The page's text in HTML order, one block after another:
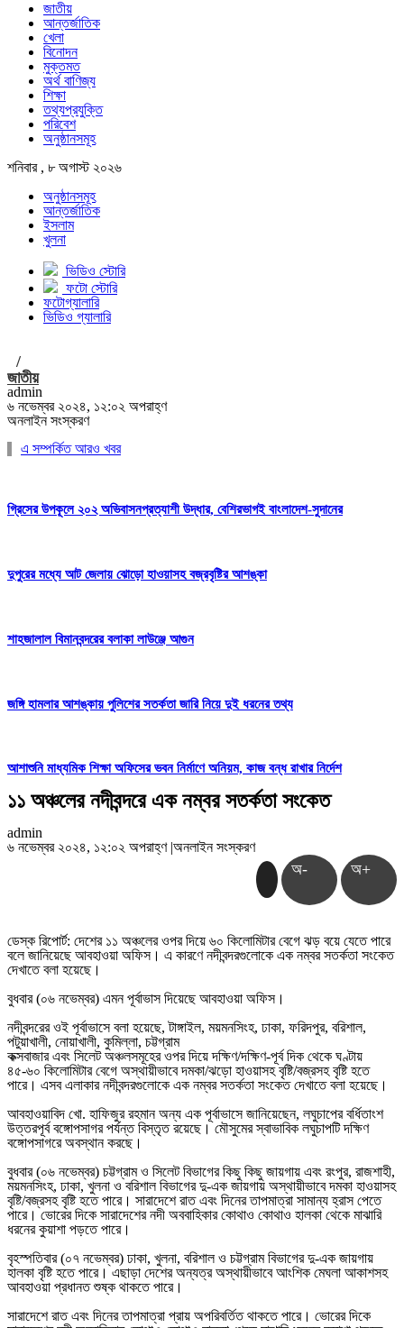
জাতীয়
আন্তর্জাতিক
খেলা
বিনোদন
মুক্তমত
অর্থ বাণিজ্য
শিক্ষা
তথ্যপ্রযুক্তি
পরিবেশ
অনুষ্ঠানসমূহ
শনিবার , ৮ অগাস্ট ২০২৬
অনুষ্ঠানসমূহ
আন্তর্জাতিক
ইসলাম
খুলনা
ভিডিও স্টোরি
ফটো স্টোরি
ফটোগ্যালারি
ভিডিও গ্যালারি
/
জাতীয়
admin
৬ নভেম্বর ২০২৪, ১২:০২ অপরাহ্ণ
অনলাইন সংস্করণ
এ সম্পর্কিত আরও খবর
গ্রিসের উপকূলে ২০২ অভিবাসনপ্রত্যাশী উদ্ধার, বেশিরভাগই বাংলাদেশ-সুদানের
দুপুরের মধ্যে আট জেলায় ঝোড়ো হাওয়াসহ বজ্রবৃষ্টির আশঙ্কা
শাহজালাল বিমানবন্দরের বলাকা লাউঞ্জে আগুন
জঙ্গি হামলার আশঙ্কায় পুলিশের সতর্কতা জারি নিয়ে দুই ধরনের তথ্য
আশাশুনি মাধ্যমিক শিক্ষা অফিসের ভবন নির্মাণে অনিয়ম, কাজ বন্ধ রাখার নির্দেশ
১১ অঞ্চলের নদীবন্দরে এক নম্বর সতর্কতা সংকেত
admin
৬ নভেম্বর ২০২৪, ১২:০২ অপরাহ্ণ |অনলাইন সংস্করণ
অ- অ+
ডেস্ক রিপোর্ট: দেশের ১১ অঞ্চলের ওপর দিয়ে ৬০ কিলোমিটার বেগে ঝড় বয়ে যেতে পারে
বলে জানিয়েছে আবহাওয়া অফিস। এ কারণে নদীবন্দরগুলোকে এক নম্বর সতর্কতা সংকেত
দেখাতে বলা হয়েছে।
বুধবার (০৬ নভেম্বর) এমন পূর্বাভাস দিয়েছে আবহাওয়া অফিস।
নদীবন্দরের ওই পূর্বাভাসে বলা হয়েছে, টাঙ্গাইল, ময়মনসিংহ, ঢাকা, ফরিদপুর, বরিশাল,
পটুয়াখালী, নোয়াখালী, কুমিল্লা, চট্টগ্রাম
কক্সবাজার এবং সিলেট অঞ্চলসমূহের ওপর দিয়ে দক্ষিণ/দক্ষিণ-পূর্ব দিক থেকে ঘণ্টায়
৪৫-৬০ কিলোমিটার বেগে অস্থায়ীভাবে দমকা/ঝড়ো হাওয়াসহ বৃষ্টি/বজ্রসহ বৃষ্টি হতে
পারে। এসব এলাকার নদীবন্দরগুলোকে এক নম্বর সতর্কতা সংকেত দেখাতে বলা হয়েছে।
আবহাওয়াবিদ খো. হাফিজুর রহমান অন্য এক পূর্বাভাসে জানিয়েছেন, লঘুচাপের বর্ধিতাংশ
উত্তরপূর্ব বঙ্গোপসাগর পর্যন্ত বিস্তৃত রয়েছে। মৌসুমের স্বাভাবিক লঘুচাপটি দক্ষিণ
বঙ্গোপসাগরে অবস্থান করছে।
বুধবার (০৬ নভেম্বর) চট্টগ্রাম ও সিলেট বিভাগের কিছু কিছু জায়গায় এবং রংপুর, রাজশাহী,
ময়মনসিংহ, ঢাকা, খুলনা ও বরিশাল বিভাগের দু-এক জায়গায় অস্থায়ীভাবে দমকা হাওয়াসহ
বৃষ্টি/বজ্রসহ বৃষ্টি হতে পারে। সারাদেশে রাত এবং দিনের তাপমাত্রা সামান্য হ্রাস পেতে
পারে। ভোরের দিকে সারাদেশের নদী অববাহিকার কোথাও কোথাও হালকা থেকে মাঝারি
ধরনের কুয়াশা পড়তে পারে।
বৃহস্পতিবার (০৭ নভেম্বর) ঢাকা, খুলনা, বরিশাল ও চট্টগ্রাম বিভাগের দু-এক জায়গায়
হালকা বৃষ্টি হতে পারে। এছাড়া দেশের অন্যত্র অস্থায়ীভাবে আংশিক মেঘলা আকাশসহ
আবহাওয়া প্রধানত শুষ্ক থাকতে পারে।
সারাদেশে রাত এবং দিনের তাপমাত্রা প্রায় অপরিবর্তিত থাকতে পারে। ভোরের দিকে